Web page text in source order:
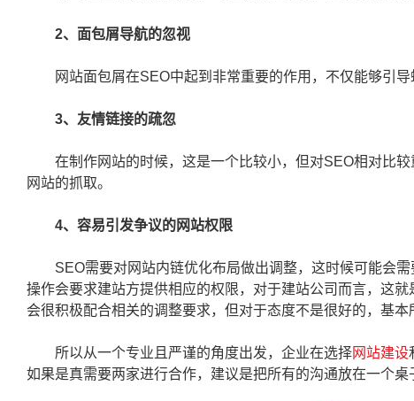
2、面包屑导航的忽视
网站面包屑在SEO中起到非常重要的作用，不仅能够引导
3、友情链接的疏忽
在制作网站的时候，这是一个比较小，但对SEO相对比较
网站的抓取。
4、容易引发争议的网站权限
SEO需要对网站内链优化布局做出调整，这时候可能会需
操作会要求建站方提供相应的权限，对于建站公司而言，这
会很积极配合相关的调整要求，但对于态度不是很好的，基
所以从一个专业且严谨的角度出发，企业在选择网站建设
如果是真需要两家进行合作，建议是把所有的沟通放在一个桌